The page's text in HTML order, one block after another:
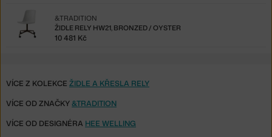
ŽIDLE RELY HW21, BRONZED / OYSTER
&TRADITION
10 481 Kč
VÍCE Z KOLEKCE ŽIDLE A KŘESLA RELY
VÍCE OD ZNAČKY&TRADITION
VÍCE OD DESIGNÉRA HEE WELLING